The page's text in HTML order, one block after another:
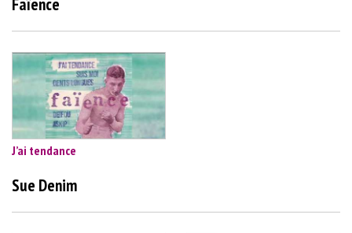
J’ai tendance
Sue Denim